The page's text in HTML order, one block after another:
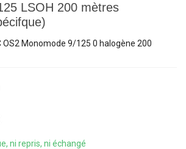
LSOH 200 mètres
OS2 Monomode 9/125 0 halogène 200
ni repris, ni échangé